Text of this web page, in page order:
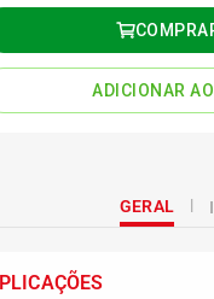
ADICIONAR
GERAL